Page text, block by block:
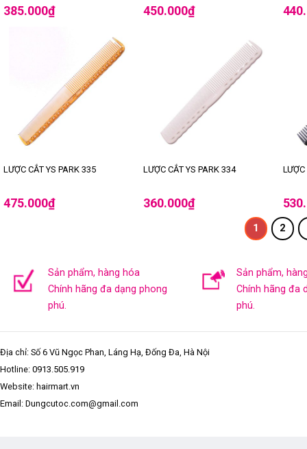
385.000₫ 450.000₫
LƯỢC CẮT YS PARK 335
475.000₫
LƯỢC CẮT YS PARK 334
360.000₫
LƯỢC
1 2
Sản phẩm, hàng hóa
Chính hãng đa dạng phong
phú.
Sản phẩm,
Chính hãng đa
phú.
Địa chỉ: Số 6 Vũ Ngọc Phan, Láng Hạ, Đống Đa, Hà Nội
Hotline: 0913.505.919
Website: hairmart.vn
Email: Dungcutoc.com@gmail.com